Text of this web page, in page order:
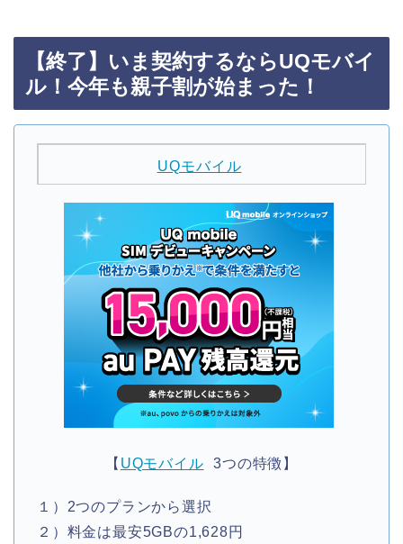
【終了】いま契約するならUQモバイ
ル！今年も親子割が始まった！
UQモバイル
【 UQモバイル 3つの特徴】
１）2つのプランから選択
２）料金は最安5GBの1,628円